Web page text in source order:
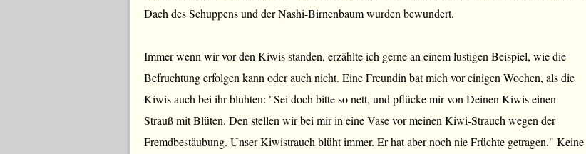
Dach des Schuppens und der Nashi-Birnenbaum wurden bewundert.
Immer wenn wir vor den Kiwis standen, erzählte ich gerne an einem lustigen Beispiel, wie die
Befruchtung erfolgen kann oder auch nicht. Eine Freundin bat mich vor einigen Wochen, als die
Kiwis auch bei ihr blühten: "Sei doch bitte so nett, und pflücke mir von Deinen Kiwis einen
Strauß mit Blüten. Den stellen wir bei mir in eine Vase vor meinen Kiwi-Strauch wegen der
Fremdbestäubung. Unser Kiwistrauch blüht immer. Er hat aber noch nie Früchte getragen." Keine